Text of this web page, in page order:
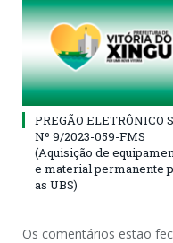
PREGÃO ELETRÔNICO
Nº 9/2023-059-FMS
(Aquisição de
e material permanente
as UBS)
Os comentários estão